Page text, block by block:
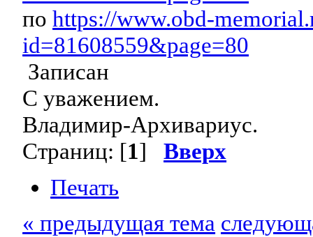
поhttps://www.obd-
id=81608559&page=80
Записан
С уважением.
Владимир-Архивариус.
Страниц: [1]Вверх
Печать
« предыдущая тема